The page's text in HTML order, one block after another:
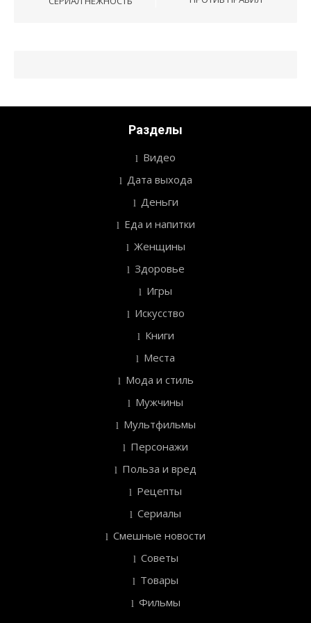
Разделы
Видео
Дата выхода
Деньги
Еда и напитки
Женщины
Здоровье
Игры
Искусство
Книги
Места
Мода и стиль
Мужчины
Мультфильмы
Персонажи
Польза и вред
Рецепты
Сериалы
Смешные новости
Советы
Товары
Фильмы